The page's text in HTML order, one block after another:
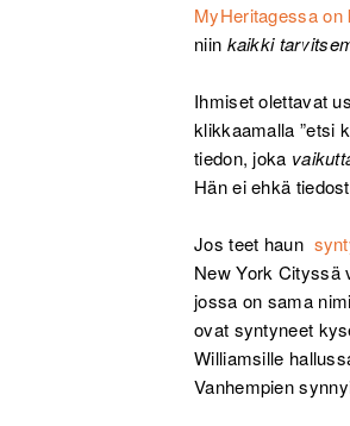
MyHeritagessa on
niin kaikki
Ihmiset olettavat
klikkaamalla ”etsi
tiedon, joka
Hän ei ehkä
Jos teet haun
New York Cityssä
jossa on sama
ovat syntyneet
Williamsille
Vanhempien